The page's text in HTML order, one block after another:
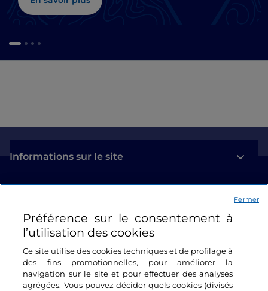
Informations sur le site
Se connecter
Suivez-nous
Préférence sur le consentement à
l’utilisation des cookies
Ce site utilise des cookies techniques et de profilage à
des fins promotionnelles, pour améliorer la
navigation sur le site et pour effectuer des analyses
agrégées. Vous pouvez décider quels cookies (divisés
Fermer